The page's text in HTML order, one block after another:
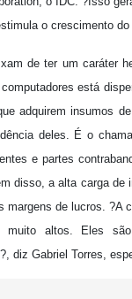
o crescimento
de ter um caráter
está
adquirem insumos
deles. É o
e partes
disso, a alta carga de
margens de lucros. ?A
muito altos. Eles
diz Gabriel Torres,